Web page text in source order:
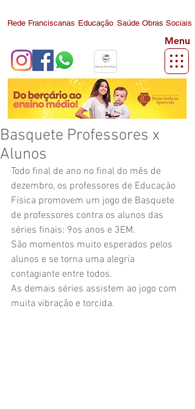
Rede Franciscanas Educação Saúde Obras Sociais
Menu
Basquete Professores x
Alunos
Todo final de ano no final do mês de
dezembro, os professores de Educação
Física promovem um jogo de Basquete
de professores contra os alunos das
séries finais: 9os anos e 3EM.
São momentos muito esperados pelos
alunos e se torna uma alegria
contagiante entre todos.
As demais séries assistem ao jogo com
muita vibração e torcida.